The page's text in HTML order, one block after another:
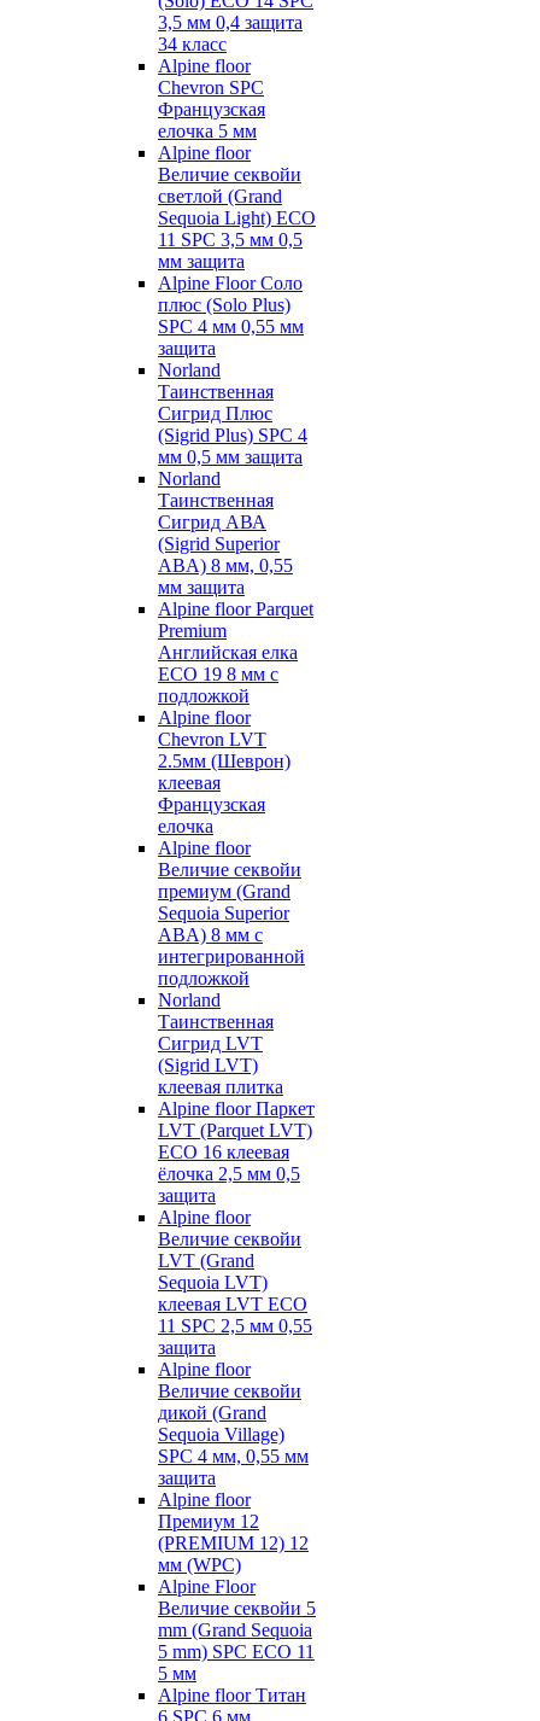
3,5 мм 0,4 защита
34 класс
Alpine floor
Chevron SPC
Французская
елочка 5 мм
Alpine floor
Величие секвойи
светлой (Grand
Sequoia Light) ECO
11 SPC 3,5 мм 0,5
мм защита
Alpine Floor Соло
плюс (Solo Plus)
SPC 4 мм 0,55 мм
защита
Norland
Таинственная
Сигрид Плюс
(Sigrid Plus) SPC 4
мм 0,5 мм защита
Norland
Таинственная
Сигрид АВА
(Sigrid Superior
ABA) 8 мм, 0,55
мм защита
Alpine floor Parquet
Premium
Английская елка
ECO 19 8 мм с
подложкой
Alpine floor
Chevron LVT
2.5мм (Шеврон)
клеевая
Французская
елочка
Alpine floor
Величие секвойи
премиум (Grand
Sequoia Superior
ABA) 8 мм с
интегрированной
подложкой
Norland
Таинственная
Сигрид LVT
(Sigrid LVT)
клеевая плитка
Alpine floor Паркет
LVT (Parquet LVT)
ECO 16 клеевая
ёлочка 2,5 мм 0,5
защита
Alpine floor
Величие секвойи
LVT (Grand
Sequoia LVT)
клеевая LVT ECO
11 SPC 2,5 мм 0,55
защита
Alpine floor
Величие секвойи
дикой (Grand
Sequoia Village)
SPC 4 мм, 0,55 мм
защита
Alpine floor
Премиум 12
(PREMIUM 12) 12
мм (WPC)
Alpine Floor
Величие секвойи 5
mm (Grand Sequoia
5 mm) SPC ECO 11
5 мм
Alpine floor Титан
6 SPC 6 мм